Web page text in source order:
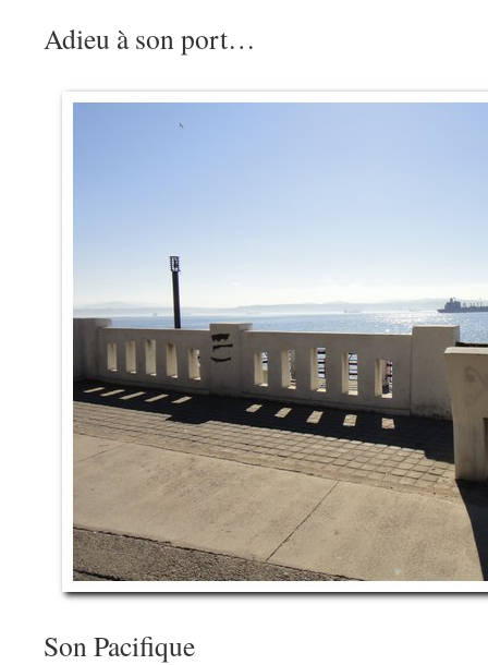
Adieu à son port…
Son Pacifique